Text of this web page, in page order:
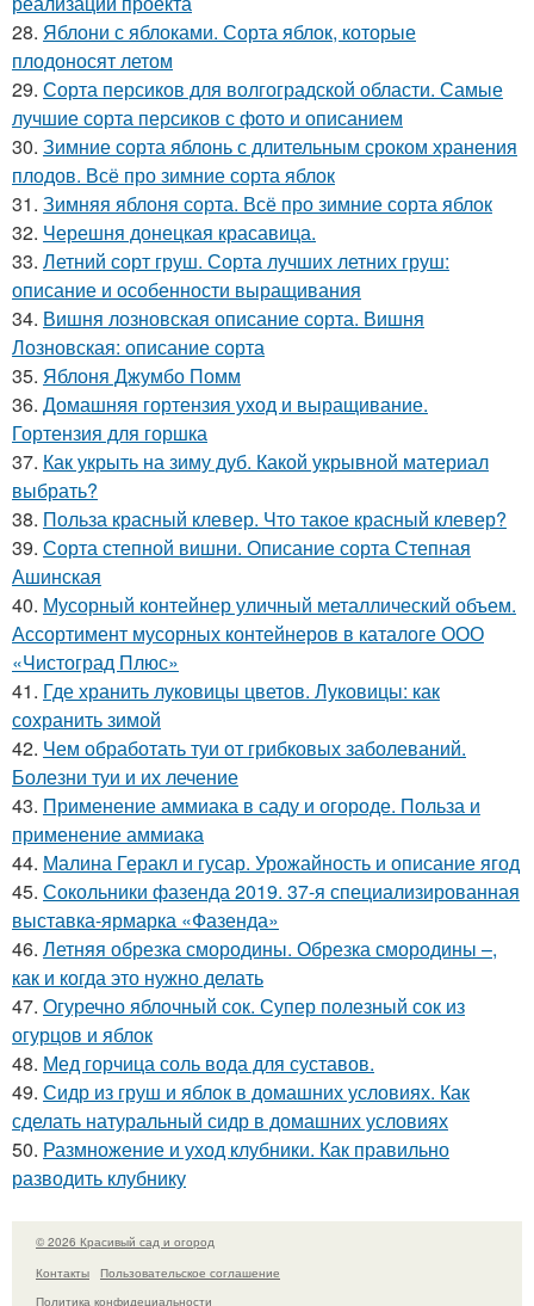
28. Яблони с яблоками. Сорта яблок, которые
плодоносят летом
29. Сорта персиков для волгоградской области. Самые
лучшие сорта персиков с фото и описанием
30. Зимние сорта яблонь с длительным сроком хранения
плодов. Всё про зимние сорта яблок
31. Зимняя яблоня сорта. Всё про зимние сорта яблок
32. Черешня донецкая красавица.
33. Летний сорт груш. Сорта лучших летних груш:
описание и особенности выращивания
34. Вишня лозновская описание сорта. Вишня
Лозновская: описание сорта
35. Яблоня Джумбо Помм
36. Домашняя гортензия уход и выращивание.
Гортензия для горшка
37. Как укрыть на зиму дуб. Какой укрывной материал
выбрать?
38. Польза красный клевер. Что такое красный клевер?
39. Сорта степной вишни. Описание сорта Степная
Ашинская
40. Мусорный контейнер уличный металлический объем.
Ассортимент мусорных контейнеров в каталоге ООО
«Чистоград Плюс»
41. Где хранить луковицы цветов. Луковицы: как
сохранить зимой
42. Чем обработать туи от грибковых заболеваний.
Болезни туи и их лечение
43. Применение аммиака в саду и огороде. Польза и
применение аммиака
44. Малина Геракл и гусар. Урожайность и описание ягод
45. Сокольники фазенда 2019. 37-я специализированная
выставка-ярмарка «Фазенда»
46. Летняя обрезка смородины. Обрезка смородины –,
как и когда это нужно делать
47. Огуречно яблочный сок. Супер полезный сок из
огурцов и яблок
48. Мед горчица соль вода для суставов.
49. Сидр из груш и яблок в домашних условиях. Как
сделать натуральный сидр в домашних условиях
50. Размножение и уход клубники. Как правильно
разводить клубнику
© 2026 Красивый сад и огород
Контакты
Пользовательское соглашение
Политика конфидециальности